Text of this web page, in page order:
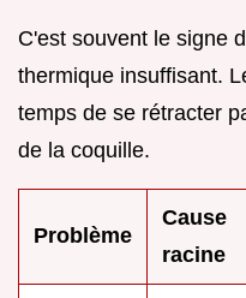
C'est souvent le signe
thermique insuffisant.
temps de se rétracter
de la coquille.
Problème
Cause
racine